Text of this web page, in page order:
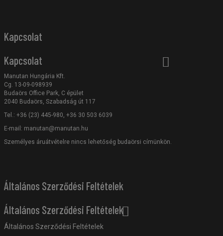
Kapcsolat
Kapcsolat
Manutan Hungária Kft.
Cg. 13-09-098939
Budaörs Office Park, C épület
2040 Budaörs, Szabadság út 117
Tel.: +36 (23) 445-980, +36 30 503 6039
E-mail: manutan@manutan.hu
Személyes áruátvételre nincs lehetőség budaörsi címünkön.
Általános Szerződési Feltételek
Általános Szerződési Feltételek
Általános Szerződési Feltételek